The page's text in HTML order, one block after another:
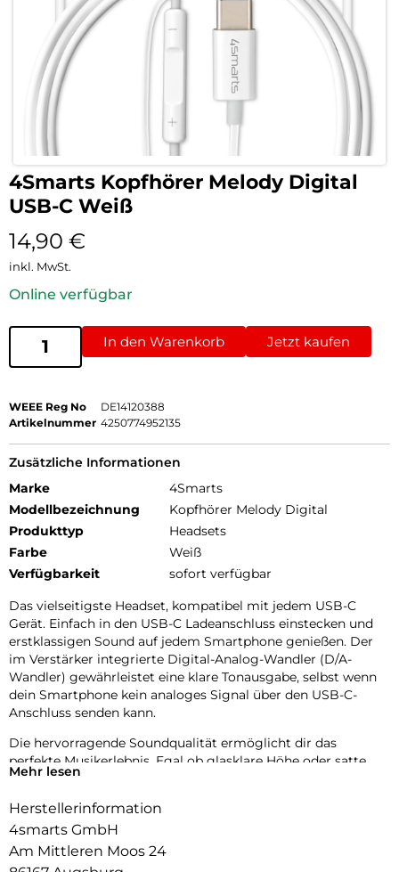
4Smarts Kopfhörer Melody Digital
USB-C Weiß
14,90 €
inkl. MwSt.
Online verfügbar
In den Warenkorb Jetzt kaufen
WEEE Reg No
DE14120388
Artikelnummer 4250774952135
Zusätzliche Informationen
Marke
4Smarts
Modellbezeichnung
Kopfhörer Melody Digital
Produkttyp
Headsets
Farbe
Weiß
Verfügbarkeit
sofort verfügbar
Das vielseitigste Headset, kompatibel mit jedem USB-C
Gerät. Einfach in den USB-C Ladeanschluss einstecken und
erstklassigen Sound auf jedem Smartphone genießen. Der
im Verstärker integrierte Digital-Analog-Wandler (D/A-
Wandler) gewährleistet eine klare Tonausgabe, selbst wenn
dein Smartphone kein analoges Signal über den USB-C-
Anschluss senden kann.
Die hervorragende Soundqualität ermöglicht dir das
perfekte Musikerlebnis. Egal ob glasklare Höhe oder satte
Bässe. Ideal für jede Art von Musik und Genre.
Ergonomisch geformten Ohrpassstücke aus weichem ABS-
Kunststoff bieten perfekten Sitz und bleiben sicher an ihrem
Platz, auch wenn du aktiv bist.
Mehr lesen
Herstellerinformation
4smarts GmbH
Am Mittleren Moos 24